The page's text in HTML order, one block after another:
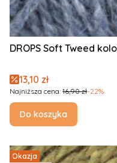
DROPS Soft Tweed
Cena promocyjna
13,10 zł
Najniższa cena: 16,90 zł-22%
Do koszyka
Okazja